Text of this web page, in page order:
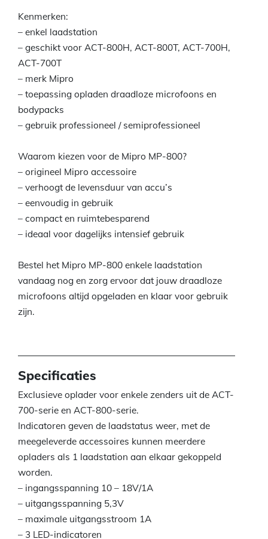
Kenmerken:
– enkel laadstation
– geschikt voor ACT-800H, ACT-800T, ACT-700H,
ACT-700T
– merk Mipro
– toepassing opladen draadloze microfoons en
bodypacks
– gebruik professioneel / semiprofessioneel
Waarom kiezen voor de Mipro MP-800?
– origineel Mipro accessoire
– verhoogt de levensduur van accu’s
– eenvoudig in gebruik
– compact en ruimtebesparend
– ideaal voor dagelijks intensief gebruik
Bestel het Mipro MP-800 enkele laadstation
vandaag nog en zorg ervoor dat jouw draadloze
microfoons altijd opgeladen en klaar voor gebruik
zijn.
Specificaties
Exclusieve oplader voor enkele zenders uit de ACT-
700-serie en ACT-800-serie.
Indicatoren geven de laadstatus weer, met de
meegeleverde accessoires kunnen meerdere
opladers als 1 laadstation aan elkaar gekoppeld
worden.
– ingangsspanning 10 – 18V/1A
– uitgangsspanning 5,3V
– maximale uitgangsstroom 1A
– 3 LED-indicatoren